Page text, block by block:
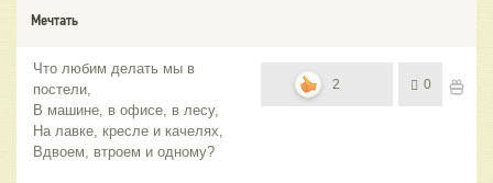
Мечтать
Что любим делать мы в
постели,
В машине, в офисе, в лесу,
На лавке, кресле и качелях,
Вдвоем, втроем и одному?
2 0